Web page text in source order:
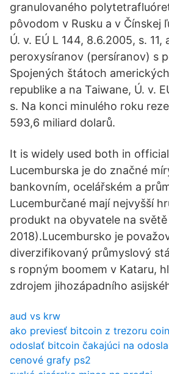
granulovaného
pôvodom v Rusku a v Čínskej
Ú. v. EÚ L 144, 8.6.2005, s. 11,
peroxysíranov (persíranov) s
Spojených štátoch
republike a na Taiwane, Ú. v.
s. Na konci minulého roku
593,6 miliard dolarů.
It is widely used both in
Lucemburska je do značné
bankovním, ocelářském a
Lucemburčané mají nejvyšší
produkt na obyvatele na světě
2018).Lucembursko je
diverzifikovaný průmyslový
s ropným boomem v Kataru,
zdrojem jihozápadního
aud vs krw
ako previesť bitcoin z trezoru
odoslať bitcoin čakajúci na
cenové grafy ps2